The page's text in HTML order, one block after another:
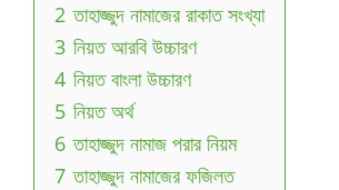
2 তাহাজ্জুদ নামাজের রাকাত সংখ্যা
3 নিয়ত আরবি উচ্চারণ
4 নিয়ত বাংলা উচ্চারণ
5 নিয়ত অর্থ
6 তাহাজ্জুদ নামাজ পরার নিয়ম
7 তাহাজ্জুদ নামাজের ফজিলত